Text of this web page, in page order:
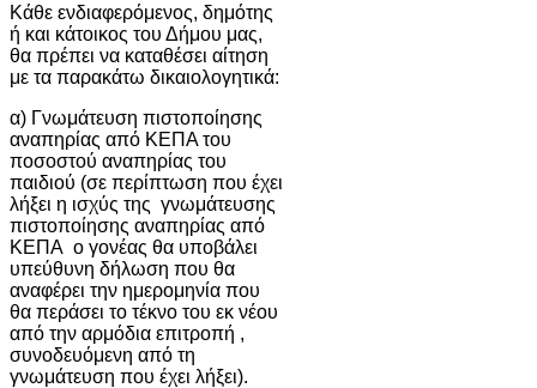
Κάθε ενδιαφερόμενος, δημότης
ή και κάτοικος του Δήμου μας,
θα πρέπει να καταθέσει αίτηση
με τα παρακάτω δικαιολογητικά:
α) Γνωμάτευση πιστοποίησης
αναπηρίας από ΚΕΠΑ του
ποσοστού αναπηρίας του
παιδιού (σε περίπτωση που έχει
λήξει η ισχύς της γνωμάτευσης
πιστοποίησης αναπηρίας από
ΚΕΠΑ ο γονέας θα υποβάλει
υπεύθυνη δήλωση που θα
αναφέρει την ημερομηνία που
θα περάσει το τέκνο του εκ νέου
από την αρμόδια επιτροπή ,
συνοδευόμενη από τη
γνωμάτευση που έχει λήξει).